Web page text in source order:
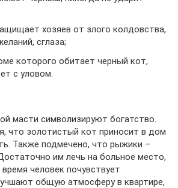
хозяев от злого колдовства,
сглаза;
которого обитает черный кот,
с уловом.
масти символизируют богатство.
что золотистый кот приносит в дом
Также подмечено, что рыжики –
им лечь на больное место,
человек почувствует
общую атмосферу в квартире,